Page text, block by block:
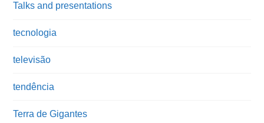
Talks and presentations
tecnologia
televisão
tendência
Terra de Gigantes